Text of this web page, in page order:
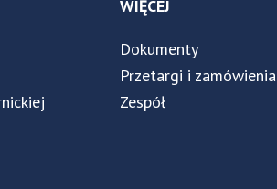
WIĘCEJ
Dokumenty
Przetargi i zamówienia
Zespół